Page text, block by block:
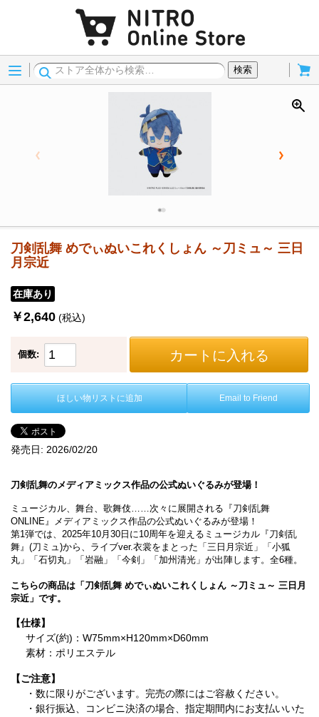
Menu
検索
刀剣乱舞 めでぃぬいこれくしょん ～刀ミュ～ 三日
月宗近
在庫あり
￥2,640 (税込)
個数: カートに入れる
ほしい物リストに追加 Email to Friend
発売日: 2026/02/20
刀剣乱舞のメディアミックス作品の公式ぬいぐるみが登場！
ミュージカル、舞台、歌舞伎……次々に展開される『刀剣乱舞
ONLINE』メディアミックス作品の公式ぬいぐるみが登場！
第1弾では、2025年10月30日に10周年を迎えるミュージカル『刀剣乱
舞』(刀ミュ)から、ライブver.衣裳をまとった「三日月宗近」「小狐
丸」「石切丸」「岩融」「今剣」「加州清光」が出陣します。全6種。
こちらの商品は「刀剣乱舞 めでぃぬいこれくしょん ～刀ミュ～ 三日月
宗近」です。
【仕様】
サイズ(約)：W75mm×H120mm×D60mm
素材：ポリエステル
【ご注意】
・数に限りがございます。完売の際にはご容赦ください。
・銀行振込、コンビニ決済の場合、指定期間内にお支払いいた